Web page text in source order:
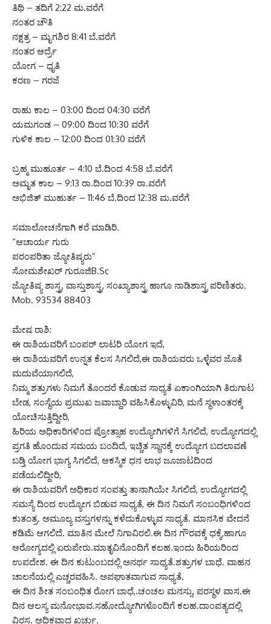
ತಿಥಿ – ತದಿಗೆ 2:22 ಮ.ವರೆಗೆ
ನಂತರ ಚೌತಿ
ನಕ್ಷತ್ರ – ಮೃಗಶಿರ 8:41 ಬೆ.ವರೆಗೆ
ನಂತರ ಆರ್ದ್ರೆ
ಯೋಗ – ಧೃತಿ
ಕರಣ – ಗರಜೆ
ರಾಹು ಕಾಲ – 03:00 ದಿಂದ 04:30 ವರೆಗೆ
ಯಮಗಂಡ – 09:00 ದಿಂದ 10:30 ವರೆಗೆ
ಗುಳಿಕ ಕಾಲ – 12:00 ದಿಂದ 01:30 ವರೆಗೆ
ಬ್ರಹ್ಮ ಮುಹೂರ್ತ – 4:10 ಬೆ.ದಿಂದ 4:58 ಬೆ.ವರೆಗೆ
ಅಮೃತ ಕಾಲ – 9:13 ರಾ.ದಿಂದ 10:39 ರಾ.ವರೆಗೆ
ಅಭಿಜಿತ್ ಮುಹುರ್ತ – 11:46 ಬೆ.ದಿಂದ 12:38 ಮ.ವರೆಗೆ
ಸಮಾಲೋಚನೆಗಾಗಿ ಕರೆ ಮಾಡಿರಿ.
“ಆಚಾರ್ಯ ಗುರು
ಪರಂಪರಿತಾ ಜ್ಯೋತಿಷ್ಯರು”
ಸೋಮಶೇಖರ್ ಗುರೂಜಿB.Sc
ಜ್ಯೋತಿಷ್ಯ ಶಾಸ್ತ್ರ, ವಾಸ್ತುಶಾಸ್ತ್ರ, ಸಂಖ್ಯಾಶಾಸ್ತ್ರ ಹಾಗೂ ನಾಡಿಶಾಸ್ತ್ರ ಪರಿಣಿತರು.
Mob. 93534 88403
ಮೇಷ ರಾಶಿ:
ಈ ರಾಶಿಯವರಿಗೆ ಬಂಪರ್ ಲಾಟರಿ ಯೋಗ ಇದೆ,
ಈ ರಾಶಿಯವರಿಗೆ ಉನ್ನತ ಕೆಲಸ ಸಿಗಲಿದೆ,ಈ ರಾಶಿಯವರು ಒಳ್ಳೆವರ ಜೊತೆ
ಮದುವೆಯಾಗಲಿದೆ,
ನಿಮ್ಮ ಶತ್ರುಗಳು ನಿಮಗೆ ತೊಂದರೆ ಕೊಡುವ ಸಾಧ್ಯತೆ ಏಕಾಂಗಿಯಾಗಿ ತಿರುಗಾಟ
ಬೇಡ, ಸಂಸ್ಥೆಯ ಪ್ರಮುಖ ಜವಾಬ್ದಾರಿ ವಹಿಸಿಕೊಳ್ಳುವಿರಿ, ಮನೆ ಸ್ಥಳಾಂತರಕ್ಕೆ
ಯೋಚಿಸುತ್ತಿದ್ದೀರಿ,
ಹಿರಿಯ ಅಧಿಕಾರಿಗಳಿಂದ ಪ್ರೋತ್ಸಾಹ ಉದ್ಯೋಗಿಗಳಿಗೆ ಸಿಗಲಿದೆ, ಉದ್ಯೋಗದಲ್ಲಿ
ಪ್ರಗತಿ ಹೊಂದುವ ಸಮಯ ಬಂದಿದೆ, ಇಚ್ಚಿತ ಸ್ಥಾನಕ್ಕೆ ಉದ್ಯೋಗ ಬದಲಾವಣೆ
ಬಡ್ತಿ ಯೋಗ ಭಾಗ್ಯ ಸಿಗಲಿದೆ, ಆಕಸ್ಮಿಕ ಧನ ಲಾಭ ಜೂಜಾಟದಿಂದ
ಪಡೆಯಲಿದ್ದೀರಿ,
ಈ ರಾಶಿಯವರಿಗೆ ಅಧಿಕಾರ ಸಂಪತ್ತು ತಾನಾಗಿಯೇ ಸಿಗಲಿದೆ, ಉದ್ಯೋಗದಲ್ಲಿ
ಸಮಸ್ಯೆ ದಿಂದ ಉದ್ಯೋಗ ಬಿಡುವ ಸಾಧ್ಯತೆ, ಈ ದಿನ ನಿಮಗೆ ಸಂಬಂಧಿಗಳಿಂದ
ಕುತಂತ್ರ. ಅಮೂಲ್ಯ ವಸ್ತುಗಳನ್ನು ಕಳೆದುಕೊಳ್ಳುವ ಸಾಧ್ಯತೆ. ಮಾನಸಿಕ ವೇದನೆ
ಕಡಿಮೆ ಆಗಲಿದೆ. ಮಾತಿನ ಮೇಲೆ ನಿಗಾವಿರಲಿ.ಈ ದಿನ ಗೌರವಕ್ಕೆ ಧಕ್ಕೆ,ಹಾಗೂ
ಆರೋಗ್ಯದಲ್ಲಿ ಏರುಪೇರು.ಮಾತೃವಿನೊಂದಿಗೆ ಕಲಹ.ಇಂದು ಹಿರಿಯರಿಂದ
ಉಪದೇಶ. ಈ ದಿನ ಕುಟುಂಬದಲ್ಲಿ ಅನರ್ಥ ಸಾಧ್ಯತೆ.ಶತ್ರುಗಳ ಬಾಧೆ. ವಾಹನ
ಚಾಲನೆಯಲ್ಲಿ ಎಚ್ಚರವಹಿಸಿ. ಅಪಘಾತವಾಗುವ ಸಾಧ್ಯತೆ.
ಈ ದಿನ ಶೀತ ಸಂಬಂಧಿತ ರೋಗ ಬಾಧೆ,.ಚಂಚಲ ಮನಸ್ಸು, ಪರಸ್ಥಳ ವಾಸ.ಈ
ದಿನ ಆಲಸ್ಯ ಮನೋಭಾವ.ಸಹೋದ್ಯೋಗಿಗಳೊಂದಿಗೆ ಕಲಹ.ದಾಂಪತ್ಯದಲ್ಲಿ
ವಿರಸ. ಅಧಿಕವಾದ ಖರ್ಚು.